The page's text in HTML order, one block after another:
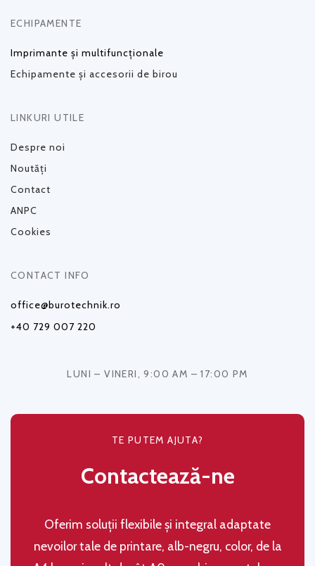
ECHIPAMENTE
Imprimante și multifuncționale
Echipamente și accesorii de birou
LINKURI UTILE
Despre noi
Noutăți
Contact
ANPC
Cookies
CONTACT INFO
office@burotechnik.ro
+40 729 007 220
LUNI – VINERI, 9:00 AM – 17:00 PM
TE PUTEM AJUTA?
Contactează-ne
Oferim soluţii flexibile şi integral adaptate
nevoilor tale de printare, alb-negru, color, de la